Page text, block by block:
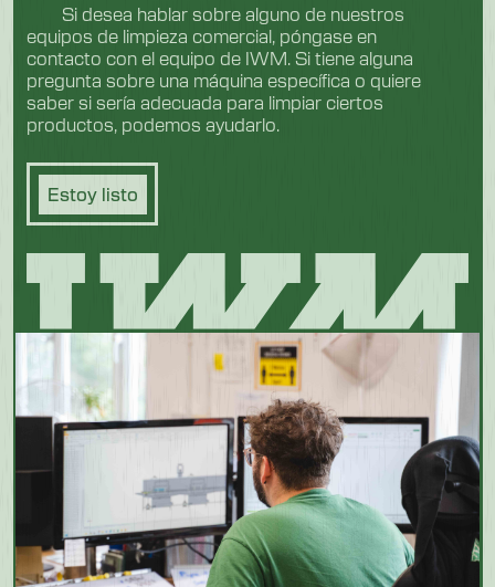
Si desea hablar sobre alguno de nuestros
equipos de limpieza comercial, póngase en
contacto con el equipo de IWM. Si tiene alguna
pregunta sobre una máquina específica o quiere
saber si sería adecuada para limpiar ciertos
productos, podemos ayudarlo.
Estoy listo